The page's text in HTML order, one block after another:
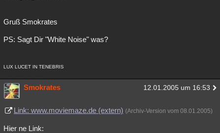
Gruß Smokrates
PS: Sagt Dir "White Noise" was?
LUX LUCET IN TENEBRIS
Smokrates 12.01.2005 um 16:53
Link: www.moviemaze.de (extern) (Archiv-Version vom 08.01.2005)
Hier ne Link: